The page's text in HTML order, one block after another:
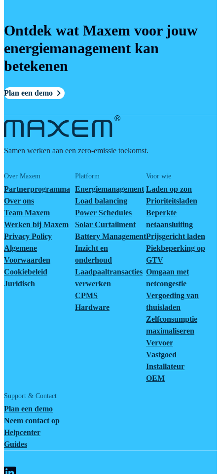
Ontdek wat Maxem voor jouw
energiemanagement kan
betekenen
Plan een demo
Samen werken aan een zero-emissie toekomst.
Over Maxem
Partnerprogramma
Over ons
Team Maxem
Werken bij Maxem
Privacy Policy
Algemene
Voorwaarden
Cookiebeleid
Juridisch
Platform
Energiemanagement
Load balancing
Power Schedules
Solar Curtailment
Battery Management
Inzicht en
onderhoud
Laadpaaltransacties
verwerken
CPMS
Hardware
Voor wie
Laden op zon
Prioriteitsladen
Beperkte
netaansluiting
Prijsgericht laden
Piekbeperking op
GTV
Omgaan met
netcongestie
Vergoeding van
thuisladen
Zelfconsumptie
maximaliseren
Vervoer
Vastgoed
Installateur
OEM
Support & Contact
Plan een demo
Neem contact op
Helpcenter
Guides